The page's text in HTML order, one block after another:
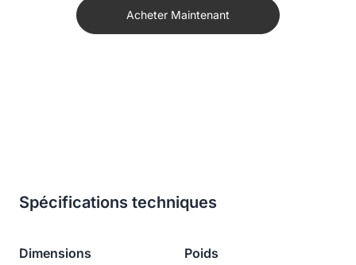
facilement via une plateforme centralisée de gestion à
distance. Elles peuvent notamment mettre à jour le
Acheter Maintenant
Spécifications techniques
Dimensions Poids